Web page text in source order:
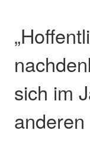
sich im
anderen